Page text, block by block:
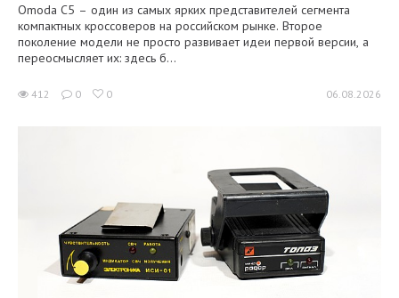
Omoda C5 – один из самых ярких представителей сегмента
компактных кроссоверов на российском рынке. Второе
поколение модели не просто развивает идеи первой версии, а
переосмысляет их: здесь б...
412 0 0 06.08.2026